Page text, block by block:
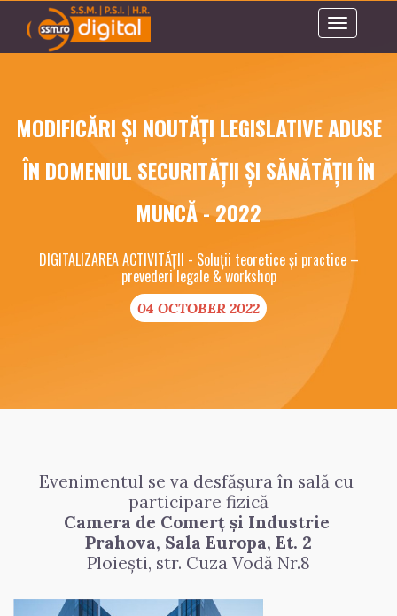
MODIFICĂRI ȘI NOUTĂȚI LEGISLATIVE ADUSE
ÎN DOMENIUL SECURITĂȚII ȘI SĂNĂTĂȚII ÎN
MUNCĂ - 2022
DIGITALIZAREA ACTIVITĂȚII - Soluții teoretice și practice –
prevederi legale & workshop
04 OCTOBER 2022
Evenimentul se va desfășura în sală cu
participare fizică
Camera de Comerț și Industrie
Prahova, Sala Europa, Et. 2
Ploiești, str. Cuza Vodă Nr.8
Toggle
navigation